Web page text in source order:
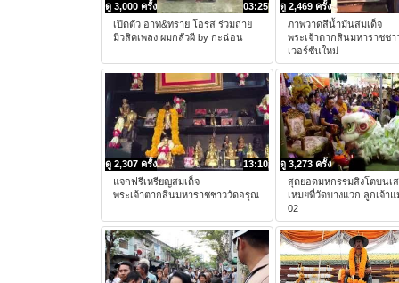
03:25
ดู 3,000 ครั้ง
เปิดตัว อาท&ทราย โอรส ร่วมถ่าย
มิวสิคเพลง ผมกลัวผี by กะฉ่อน
ดู 2,469 ครั้ง
ภาพวาดสีน้ำมันสมเด็จ
พระเจ้าตากสินมหาราชช
เวอร์ชั่นใหม่
13:10
ดู 2,307 ครั้ง
แจกฟรีเหรียญสมเด็จ
พระเจ้าตากสินมหาราชชาววัดอรุณ
ดู 3,273 ครั้ง
สุดยอดมหกรรมสิงโตบนเ
เหมยที่วัดบางแวก ลูกเจ้า
02